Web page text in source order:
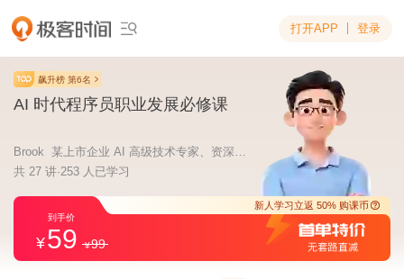
 打开APP 登录
飙升榜 第6名
AI 时代程序员职业发展必修课
Brook 某上市企业 AI 高级技术专家、资深架构师
共 27 讲·253 人已学习
59 99
新人学习立返